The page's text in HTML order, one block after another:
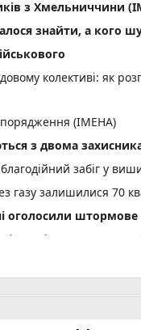
з Хмельниччини
знайти, а кого
колективі: як
(ІМЕНА)
з двома
забіг у
газу залишилися 70
оголосили
судитимуть 34-
ДТП біля